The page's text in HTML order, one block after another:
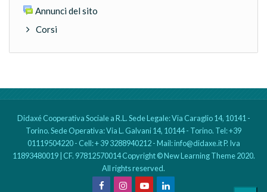
Annunci del sito
Corsi
Didaxé Cooperativa Sociale a R.L. Sede Legale: Via Caraglio 14, 10141 -
Torino. Sede Operativa: Via L. Galvani 14, 10144 - Torino. Tel: +39
01119504220 - Cell: + 39 3288940212 - Mail: info@didaxe.it P. Iva
11893480019 | CF. 97812570014 Copyright © New Learning Theme 2020.
All rights reserved.